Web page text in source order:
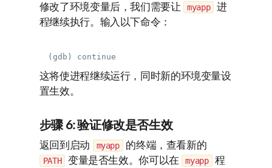
修改了环境变量后，我们需要让 myapp
进
程继续执行。输入以下命令：
这将使进程继续运行，同时新的环境变量设
置生效。
步骤 6: 验证修改是否生效
返回到启动 myapp 的终端，查看新的
PATH 变量是否生效。你可以在 myapp
程